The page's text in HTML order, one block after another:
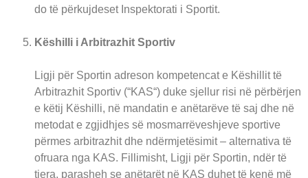
do të përkujdeset Inspektorati i Sportit.
Këshilli i Arbitrazhit Sportiv
Ligji për Sportin adreson kompetencat e Këshillit të
Arbitrazhit Sportiv (“KAS“) duke sjellur risi në përbërjen
e këtij Këshilli, në mandatin e anëtarëve të saj dhe në
metodat e zgjidhjes së mosmarrëveshjeve sportive
përmes arbitrazhit dhe ndërmjetësimit – alternativa të
ofruara nga KAS. Fillimisht, Ligji për Sportin, ndër të
tjera, parasheh se anëtarët në KAS duhet të kenë më